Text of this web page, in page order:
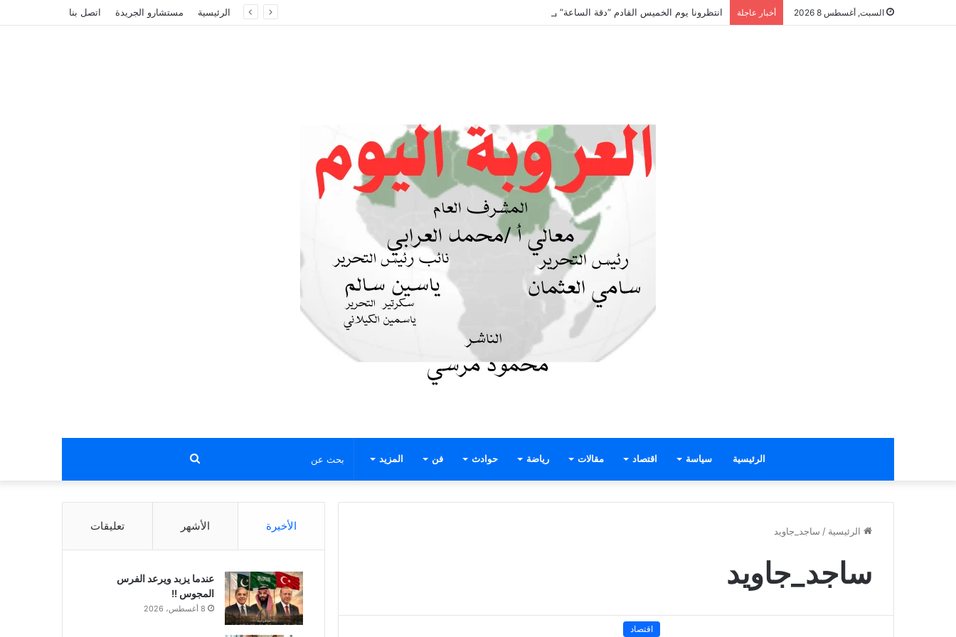
السبت, أغسطس 8 2026 أخبار عاجلة انتظرونا يوم الخميس القادم “دقة الساعة” وحلقة بعنوان *اتفاقية مكة للدفاع المشترك” الرئيسية مستشارو الجريدة اتصل بنا
الرئيسية سياسة اقتصاد مقالات رياضة حوادث فن المزيد بحث
عن
الرئيسية / ساجد_جاويد
ساجد_جاويد
اقتصاد
الأخيرة الأشهر تعليقات
عندما يزبد ويرعد الفرس
المجوس !!
8 أغسطس، 2026